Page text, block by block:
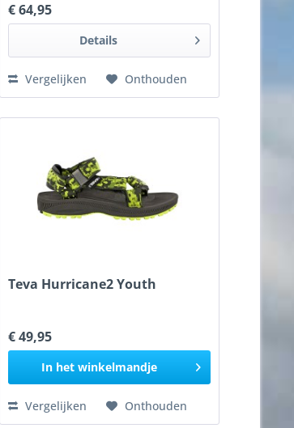
€ 64,95
Details
Vergelijken Onthouden
Teva Hurricane2 Youth
€ 49,95
In het winkelmandje
Vergelijken Onthouden